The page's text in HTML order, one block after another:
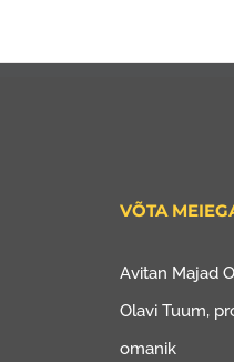
VÕTA
Avitan Majad
Olavi Tuum,
omanik